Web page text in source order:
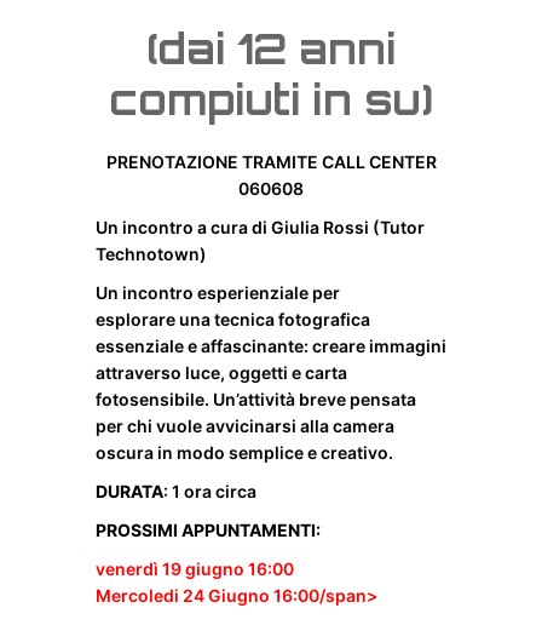
(dai 12 anni
compiuti in su)
PRENOTAZIONE TRAMITE CALL CENTER
060608
Un incontro a cura di Giulia Rossi (Tutor
Technotown)
Un incontro esperienziale per
esplorare una tecnica fotografica
essenziale e affascinante: creare immagini
attraverso luce, oggetti e carta
fotosensibile. Un’attività breve pensata
per chi vuole avvicinarsi alla camera
oscura in modo semplice e creativo.
DURATA: 1 ora circa
PROSSIMI APPUNTAMENTI:
venerdì 19 giugno 16:00
Mercoledi 24 Giugno 16:00/span>